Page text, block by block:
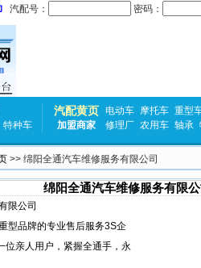
汽配号： 密码：
特种车
汽配黄页 电动车 摩托车 重型
加盟商家
修理厂 农用车 轴承
>> 绵阳全通汽车维修服务有限公司
绵阳全通汽车维修服务有限
限公司
型品牌的专业售后服务3S企
位亲人用户，紧握全通手，永